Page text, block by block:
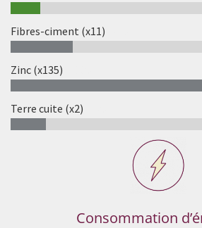
Fibres-ciment (x11)
Zinc (x135)
Terre cuite (x2)
Consommation